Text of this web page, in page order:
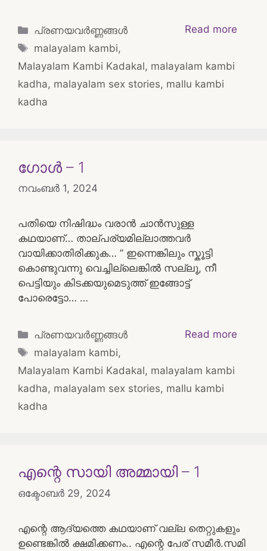
Read more
Categories
പ്രണയവർണ്ണങ്ങൾ
Tags
malayalam kambi,
Malayalam Kambi Kadakal, malayalam kambi
kadha, malayalam sex stories, mallu kambi
kadha
ഗോൾ – 1
നവംബർ 1, 2024
പതിയെ നിഷിദ്ധം വരാൻ ചാൻസുള്ള
കഥയാണ്… താല്‌പര്യമില്ലാത്തവർ
വായിക്കാതിരിക്കുക… ” ഇന്നെങ്കിലും സ്കൂട്ടി
കൊണ്ടുവന്നു വെച്ചില്ലെങ്കിൽ സല്ലൂ, നീ
പെട്ടിയും കിടക്കയുമെടുത്ത് ഇങ്ങോട്ട്
പോരെട്ടോ… …
Read more
Categories
പ്രണയവർണ്ണങ്ങൾ
Tags
malayalam kambi,
Malayalam Kambi Kadakal, malayalam kambi
kadha, malayalam sex stories, mallu kambi
kadha
എന്റെ സായി അമ്മായി – 1
ഒക്ടോബർ 29, 2024
എന്റെ ആദ്യത്തെ കഥയാണ് വല്ല തെറ്റുകളും
ഉണ്ടെങ്കിൽ ക്ഷമിക്കണം.. എന്റെ പേര് സമീർ.സമി